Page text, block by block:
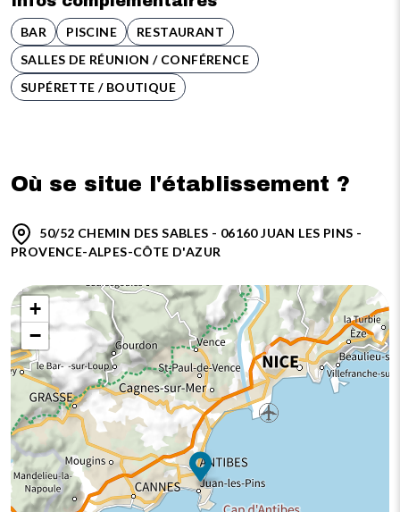
BAR PISCINE
RESTAURANT
SALLES DE RÉUNION / CONFÉRENCE
SUPÉRETTE / BOUTIQUE
Où se situe l'établissement ?
50/52 CHEMIN DES SABLES - 06160 JUAN LES PINS -
PROVENCE-ALPES-CÔTE D'AZUR
+
−